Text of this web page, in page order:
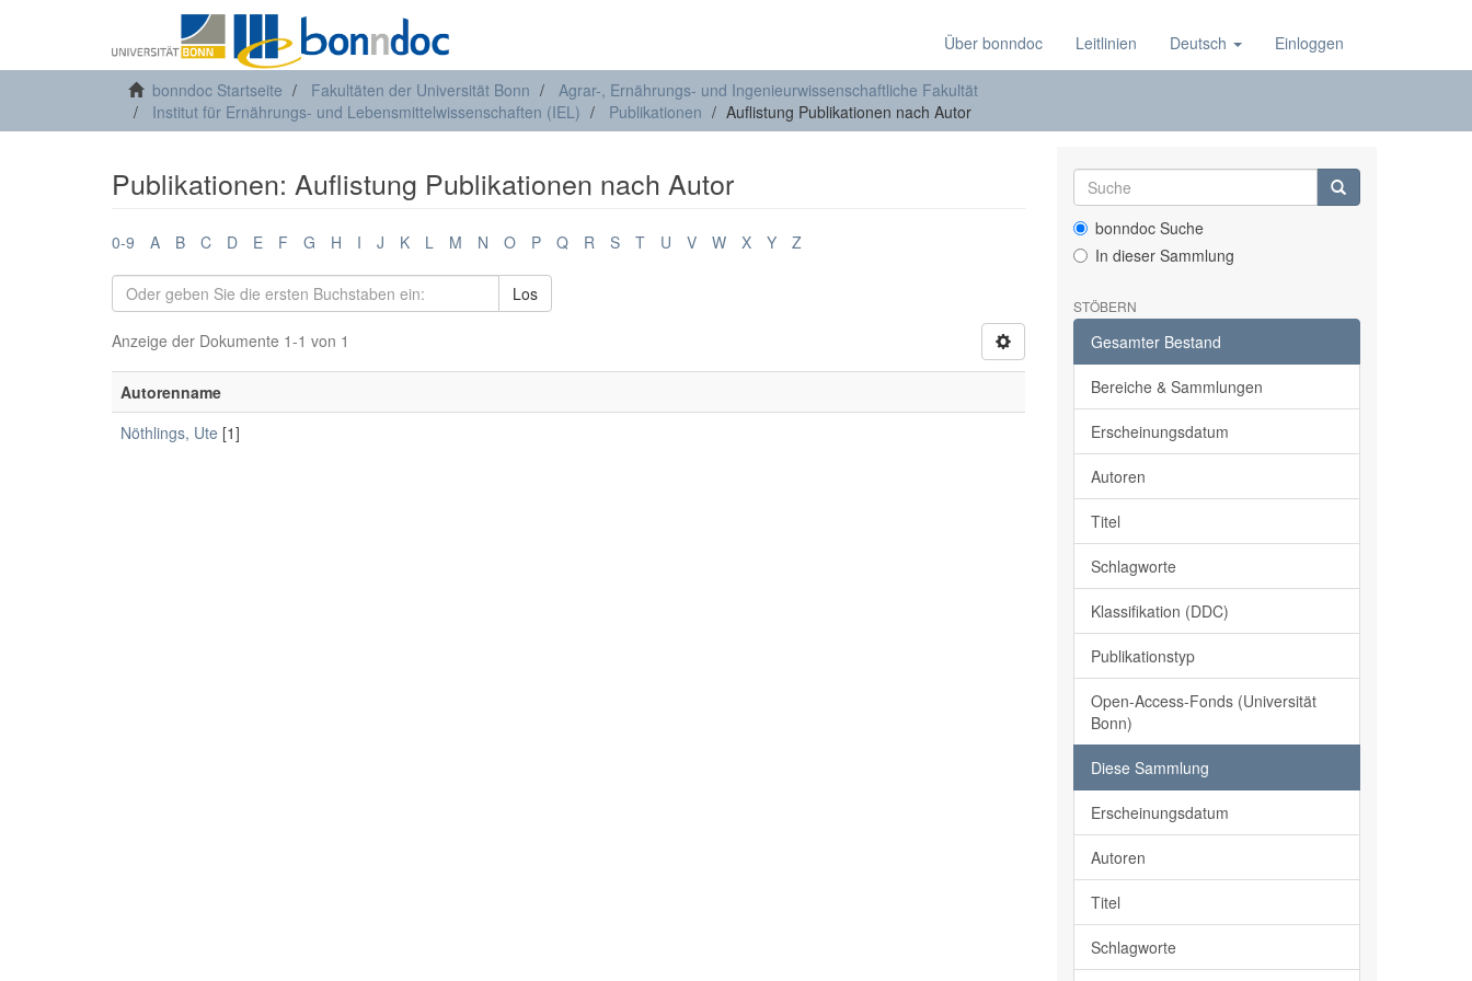
Über bonndoc Leitlinien Deutsch Einloggen
bonndoc Startseite Fakultäten der Universität Bonn
Agrar-, Ernährungs- und Ingenieurwissenschaftliche Fakultät
Institut für Ernährungs- und Lebensmittelwissenschaften (IEL)
Publikationen Auflistung Publikationen nach Autor
Publikationen: Auflistung Publikationen nach Autor
0-9 A B C D E F G H I J K L M N O P Q R S T U V W X Y Z
Los
Anzeige der Dokumente 1-1 von 1
Autorenname
Nöthlings, Ute [1]
bonndoc Suche
In dieser Sammlung
STÖBERN
Gesamter Bestand
Bereiche & Sammlungen
Erscheinungsdatum
Autoren
Titel
Schlagworte
Klassifikation (DDC)
Publikationstyp
Open-Access-Fonds (Universität
Bonn)
Diese Sammlung
Erscheinungsdatum
Autoren
Titel
Schlagworte